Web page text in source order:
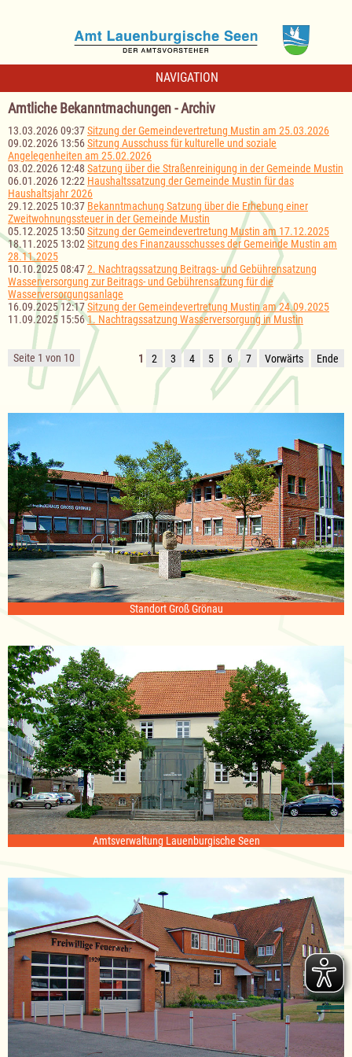
NAVIGATION
Amtliche Bekanntmachungen - Archiv
13.03.2026 09:37Sitzung der Gemeindevertretung Mustin am 25.03.2026
09.02.2026 13:56Sitzung Ausschuss für kulturelle und soziale
Angelegenheiten am 25.02.2026
03.02.2026 12:48 Satzung über die Straßenreinigung in der Gemeinde Mustin
06.01.2026 12:22 Haushaltssatzung der Gemeinde Mustin für das
Haushaltsjahr 2026
29.12.2025 10:37 Bekanntmachung Satzung über die Erhebung einer
Zweitwohnungssteuer in der Gemeinde Mustin
05.12.2025 13:50 Sitzung der Gemeindevertretung Mustin am 17.12.2025
18.11.2025 13:02 Sitzung des Finanzausschusses der Gemeinde Mustin am
28.11.2025
10.10.2025 08:472. Nachtragssatzung Beitrags- und Gebührensatzung
Wasserversorgung zur Beitrags- und Gebührensatzung für die
Wasserversorgungsanlage
16.09.2025 12:17Sitzung der Gemeindevertretung Mustin am 24.09.2025
11.09.2025 15:561. Nachtragssatzung Wasserversorgung in Mustin
Seite 1 von 10 1 2 3 4 5 6 7 Vorwärts Ende
Standort Groß Grönau
Amtsverwaltung Lauenburgische Seen